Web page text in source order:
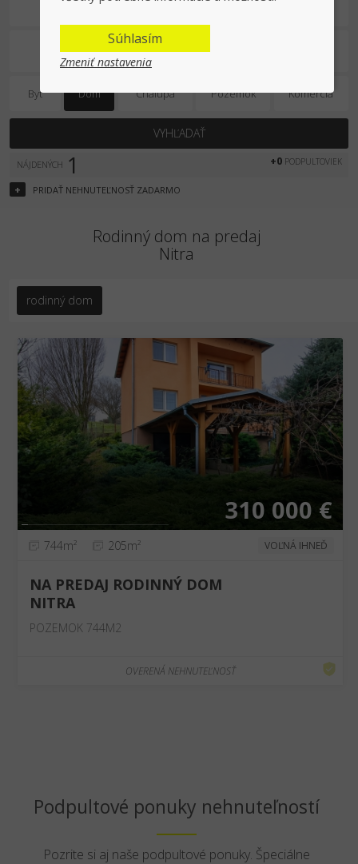
Na predaj
Byt Dom Chalupa Pozemok Komercia
VYHĽADAŤ
NÁJDENÝCH 1 +0 PODPULTOVIEK
+ PRIDAŤ NEHNUTEĽNOSŤ ZADARMO
Rodinný dom na predaj
Nitra
rodinný dom
❮ ❯
310 000 €
744m² 205m² VOĽNÁ IHNEĎ
NA PREDAJ RODINNÝ DOM
NITRA
POZEMOK 744M2
OVERENÁ NEHNUTEĽNOSŤ
Podpultové ponuky nehnuteľností
Pozrite si aj naše podpultové ponuky. Špeciálne
Súhlasím
Zmeniť nastavenia